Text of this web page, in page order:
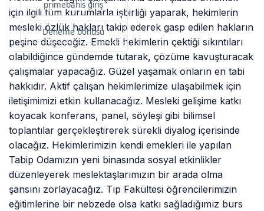
primebahis giriş
Deneme bonusu
için ilgili tüm kurumlarla işbirliği yaparak, hekimlerin
mesleki özlük hakları takip ederek gasp edilen hakların
peşine düşeceğiz. Emekli hekimlerin çektiği sıkıntıları
olabildiğince gündemde tutarak, çözüme kavuşturacak
çalışmalar yapacağız. Güzel yaşamak onların en tabi
hakkıdır. Aktif çalışan hekimlerimize ulaşabilmek için
iletişimimizi etkin kullanacağız. Mesleki gelişime katkı
koyacak konferans, panel, söyleşi gibi bilimsel
toplantılar gerçekleştirerek sürekli diyalog içerisinde
olacağız. Hekimlerimizin kendi emekleri ile yapılan
Tabip Odamızın yeni binasında sosyal etkinlikler
düzenleyerek meslektaşlarımızın bir arada olma
şansını zorlayacağız. Tıp Fakültesi öğrencilerimizin
eğitimlerine bir nebzede olsa katkı sağladığımız burs